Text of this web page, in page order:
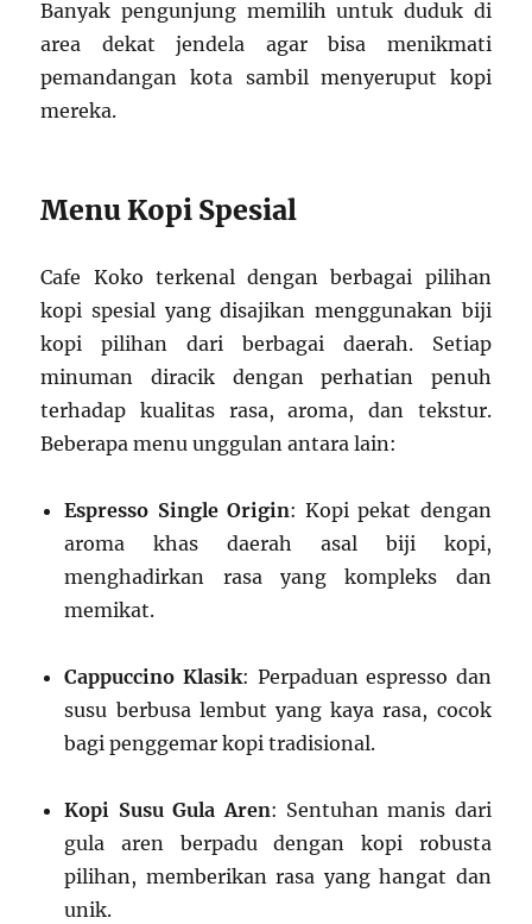
Banyak pengunjung memilih untuk duduk di
area dekat jendela agar bisa menikmati
pemandangan kota sambil menyeruput kopi
mereka.
Menu Kopi Spesial
Cafe Koko terkenal dengan berbagai pilihan
kopi spesial yang disajikan menggunakan biji
kopi pilihan dari berbagai daerah. Setiap
minuman diracik dengan perhatian penuh
terhadap kualitas rasa, aroma, dan tekstur.
Beberapa menu unggulan antara lain:
Espresso Single Origin: Kopi pekat dengan
aroma khas daerah asal biji kopi,
menghadirkan rasa yang kompleks dan
memikat.
Cappuccino Klasik: Perpaduan espresso dan
susu berbusa lembut yang kaya rasa, cocok
bagi penggemar kopi tradisional.
Kopi Susu Gula Aren: Sentuhan manis dari
gula aren berpadu dengan kopi robusta
pilihan, memberikan rasa yang hangat dan
unik.